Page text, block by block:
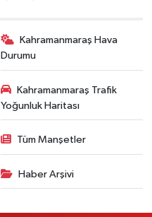
Kahramanmaraş Hava
Durumu
Kahramanmaraş Trafik
Yoğunluk Haritası
Tüm Manşetler
Haber Arşivi